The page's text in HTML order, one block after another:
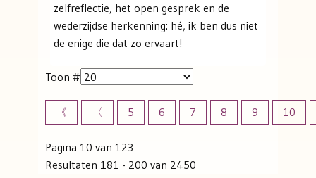
zelfreflectie, het open gesprek en de
wederzijdse herkenning: hé, ik ben dus niet
de enige die dat zo ervaart!
Toon #
《 〈 5 6 7 8 9 10
Pagina 10 van 123
Resultaten 181 - 200 van 2450